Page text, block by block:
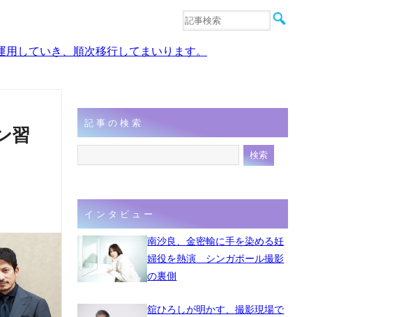
音楽
していき、順次移行してまいります。
習
記事の検索
インタビュー
南沙良、金密輸に手を染める妊
婦役を熱演 シンガポール撮影
の裏側
舘ひろしが明かす、撮影現場で